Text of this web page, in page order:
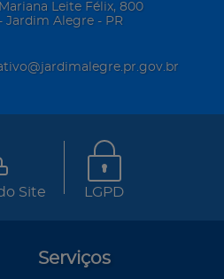
Leite Félix, 800
Jardim Alegre - PR
Site LGPD
Serviços